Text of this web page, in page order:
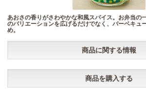
あおさの香りがさわやかな和風スパイス。お弁当の
のバリエーションを広げるだけでなく、バーベキュ
め。
商品に関する情報
商品を購入する